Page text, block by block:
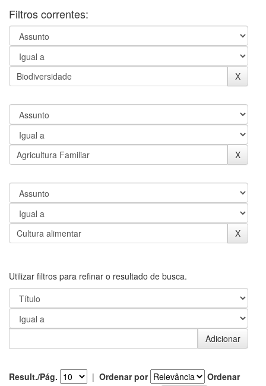
Filtros correntes:
Utilizar filtros para refinar o resultado de busca.
Result./Pág. | Ordenar por
Ordenar